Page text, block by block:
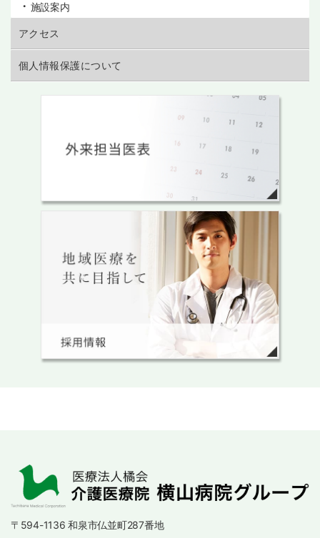
施設案内
アクセス
個人情報保護について
〒594-1136 和泉市仏並町287番地